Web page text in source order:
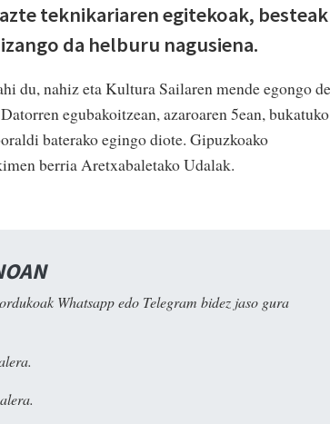
teknikariaren egitekoak, besteak
da helburu nagusiena.
du, nahiz eta Kultura Sailaren mende egongo
egubakoitzean, azaroaren 5ean, bukatuko
baterako egingo diote. Gipuzkoako
berria Aretxabaletako Udalak.
Whatsapp edo Telegram bidez jaso gura